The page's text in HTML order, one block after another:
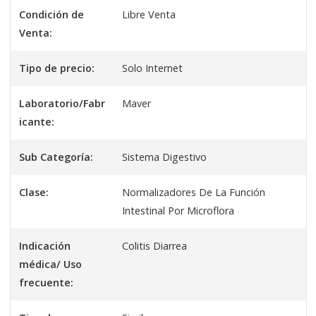
Condición de
Venta:
Libre Venta
Tipo de precio: Solo Internet
Laboratorio/Fabr
icante:
Maver
Sub Categoría: Sistema Digestivo
Clase:
Normalizadores De La Función
Intestinal Por Microflora
Indicación
médica/ Uso
frecuente:
Colitis Diarrea